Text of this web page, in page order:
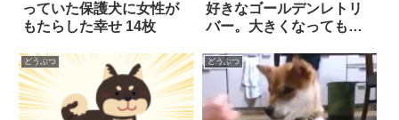
っていた保護犬に女性が
もたらした幸せ 14枚
好きなゴールデンレトリ
バー。大きくなっても昔
びっぷり』で、笑ってし
まう！
どうぶつ どうぶつ